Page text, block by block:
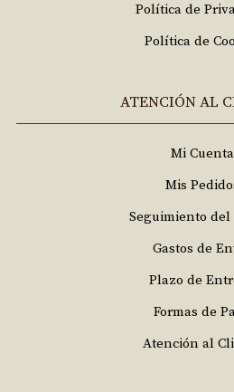
Política de
Política de
ATENCIÓN AL
Mi Cuenta
Mis
Seguimiento del
Gastos de
Plazo de
Formas de
Atención al